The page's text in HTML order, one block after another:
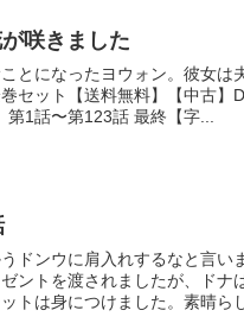
咲きました
とになったヨウォン。彼女は
セット【送料無料】【中古】
1話〜第123話 最終【字...
ドンウに肩入れするなと言い
ントを渡されましたが、ドナ
トは身につけました。素晴ら